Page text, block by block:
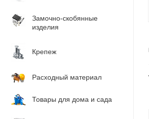
Замочно-скобянные
изделия
Крепеж
Расходный материал
Товары для дома и сада